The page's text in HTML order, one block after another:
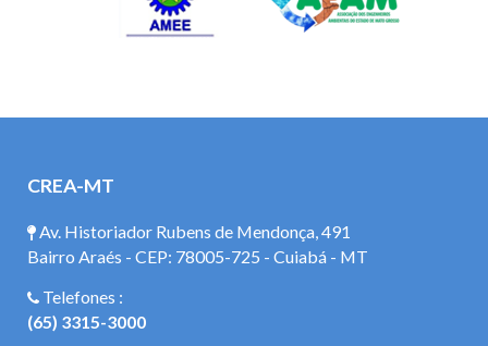
CREA-MT
Av. Historiador Rubens de Mendonça, 491
Bairro Araés - CEP: 78005-725 - Cuiabá - MT
Telefones :
(65) 3315-3000